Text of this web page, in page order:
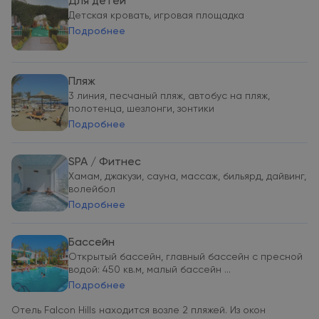
Детская кровать, игровая площадка
Подробнее
Пляж
3 линия, песчаный пляж, автобус на пляж,
полотенца, шезлонги, зонтики
Подробнее
SPA / Фитнес
Хамам, джакузи, сауна, массаж, бильярд, дайвинг,
волейбол
Подробнее
Бассейн
Открытый бассейн, главный бассейн с пресной
водой: 450 кв.м, малый бассейн ...
Подробнее
Отель Falcon Hills находится возле 2 пляжей. Из окон